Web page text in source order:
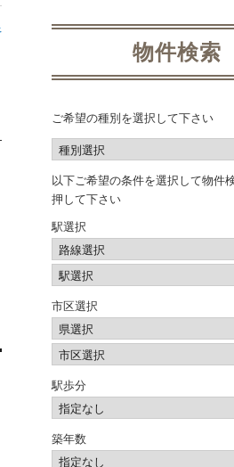
物件検索
ご希望の種別を選択して下さい
以下ご希望の条件を選択して物件
押して下さい
駅選択
市区選択
駅歩分
築年数